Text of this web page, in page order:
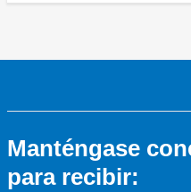
Manténgase
para recibir: